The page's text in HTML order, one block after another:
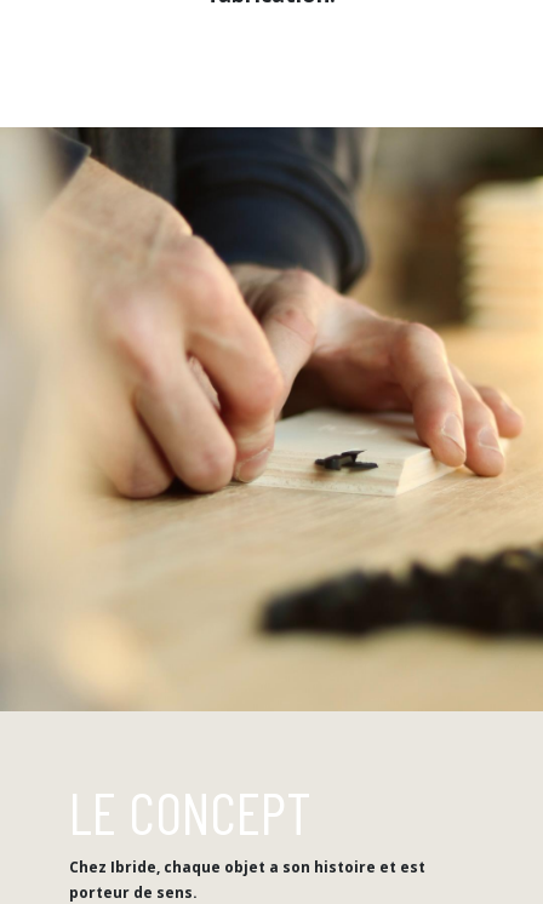
LE CONCEPT
Chez Ibride, chaque objet a son histoire et est
porteur de sens.